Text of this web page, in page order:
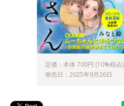
定価：本体 700円 (10%税込)
発売日：2025年9月26日